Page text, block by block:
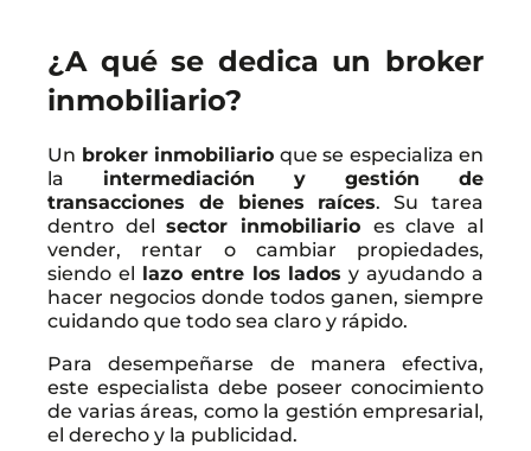
¿A qué se dedica un broker
inmobiliario?
Un broker inmobiliario que se especializa en
la intermediación y gestión de
transacciones de bienes raíces. Su tarea
dentro delsector inmobiliario es clave al
vender, rentar o cambiar propiedades,
siendo el lazo entre los lados y ayudando a
hacer negocios donde todos ganen, siempre
cuidando que todo sea claro y rápido.
Para desempeñarse de manera efectiva,
este especialista debe poseer conocimiento
de varias áreas, como la gestión empresarial,
el derecho y la publicidad.